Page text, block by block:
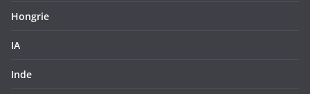
Hongrie
IA
Inde